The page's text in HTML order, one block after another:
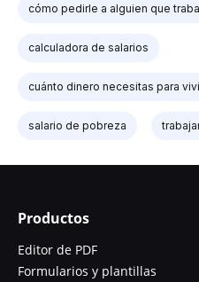
cómo pedirle a alguien que
calculadora de salarios
cuánto dinero necesitas para
salario de pobreza
Productos
Editor de PDF
Formularios y plantillas